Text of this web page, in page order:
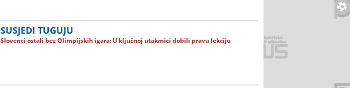
SUSJEDI TUGUJU
Slovenci ostali bez Olimpijskih igara: U ključnoj utakmici dobili pravu lekciju